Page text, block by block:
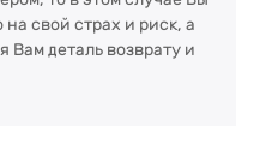
свой страх и риск, а
Вам деталь возврату и